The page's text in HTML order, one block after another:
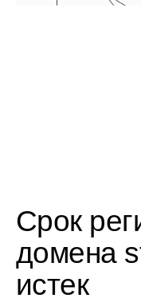
Срок
домена
истек